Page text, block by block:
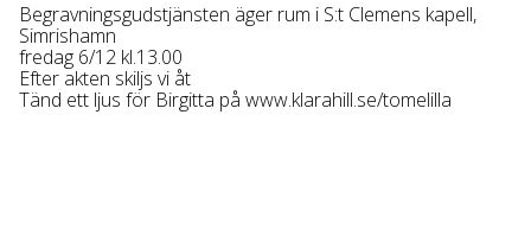
Begravningsgudstjänsten äger rum i S:t Clemens kapell,
Simrishamn
fredag 6/12 kl.13.00
Efter akten skiljs vi åt
Tänd ett ljus för Birgitta på www.klarahill.se/tomelilla